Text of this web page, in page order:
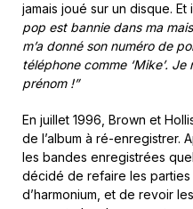
jamais joué sur un disque.
pop est bannie dans ma
m’a donné son numéro de
téléphone comme ‘Mike’.
prénom !”
En juillet 1996, Brown et
de l’album à ré-enregistrer.
les bandes enregistrées
décidé de refaire les parties
d’harmonium, et de revoir